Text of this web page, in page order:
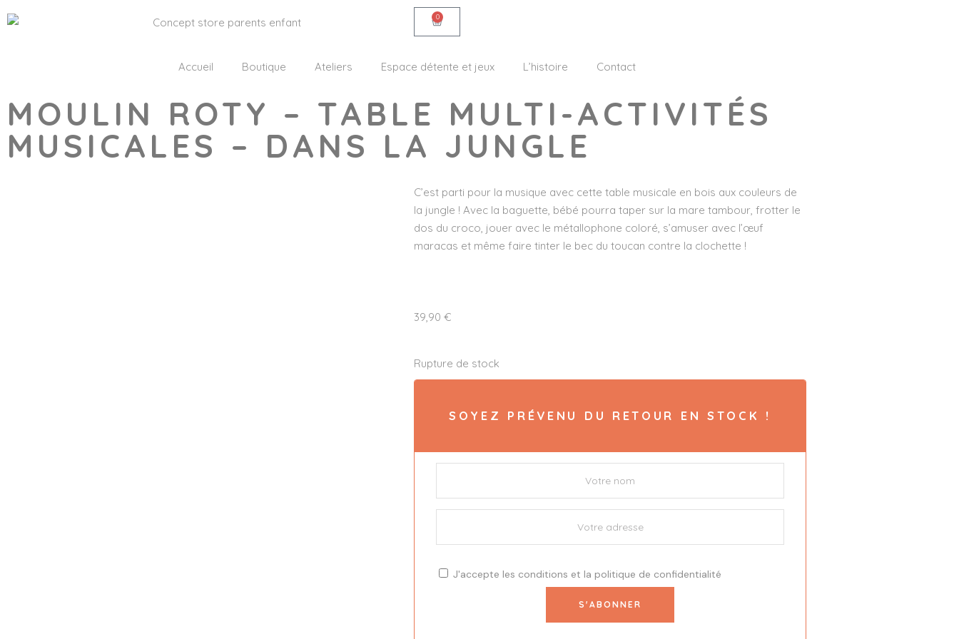
0
Accueil Boutique Ateliers Espace détente et jeux L’histoire Contact
MOULIN ROTY – TABLE MULTI-ACTIVITÉS
MUSICALES – DANS LA JUNGLE
C’est parti pour la musique avec cette table musicale en bois aux couleurs de
la jungle ! Avec la baguette, bébé pourra taper sur la mare tambour, frotter le
dos du croco, jouer avec le métallophone coloré, s’amuser avec l’œuf
maracas et même faire tinter le bec du toucan contre la clochette !
39,90 €
Rupture de stock
SOYEZ PRÉVENU DU RETOUR EN STOCK !
J'accepte les conditions et la politique de confidentialité